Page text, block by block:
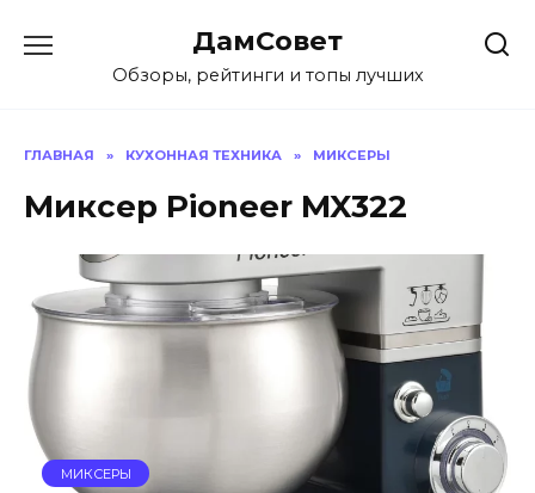
содержанию
ДамСовет
Обзоры, рейтинги и топы лучших
ГЛАВНАЯ » КУХОННАЯ ТЕХНИКА » МИКСЕРЫ
Миксер Pioneer MX322
МИКСЕРЫ